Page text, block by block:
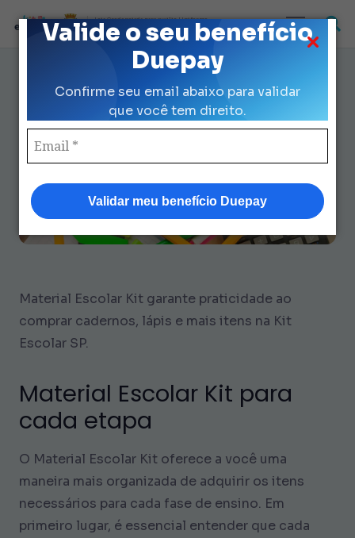
Valide o seu benefício
Duepay
Confirme seu email abaixo para validar
que você tem direito.
Validar meu benefício Duepay
Loja Credenciada para auxilio Uniforme
e Kit Escolar da Prefeitura de São Paulo
Material Escolar Kit: 7 Dicas
para Comprar sem burocracia
Material Escolar Kit garante praticidade ao
comprar cadernos, lápis e mais itens na Kit
Escolar SP.
Material Escolar Kit para
cada etapa
O Material Escolar Kit oferece a você uma
maneira mais organizada de adquirir os itens
necessários para cada fase de ensino. Em
primeiro lugar, é essencial entender que cada